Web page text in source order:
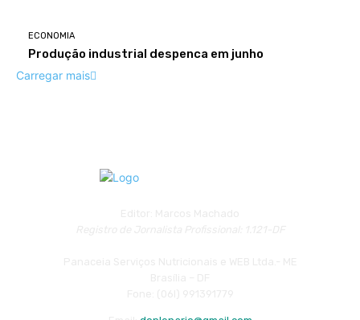
ECONOMIA
Produção industrial despenca em junho
Carregar mais